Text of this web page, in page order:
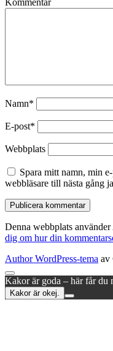
Kommentar
Namn*
E-post*
Webbplats
Spara mitt namn, min
webbläsare till nästa gång
Denna webbplats
dig om hur din
Author WordPress-tema av
Rulla
till
toppen
Kakor är goda – här får du
Kakor är okej.